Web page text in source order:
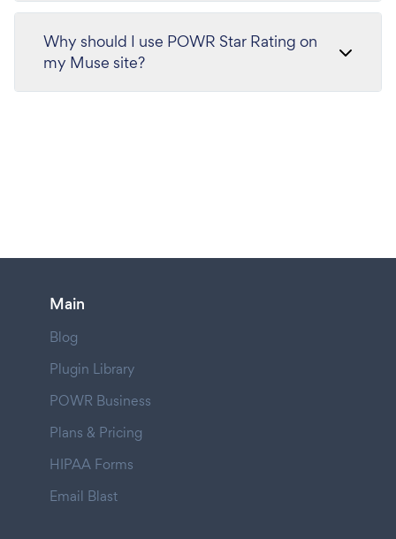
Why should I use POWR Star Rating on
my Muse site?
Main
Blog
Plugin Library
POWR Business
Plans & Pricing
HIPAA Forms
Email Blast